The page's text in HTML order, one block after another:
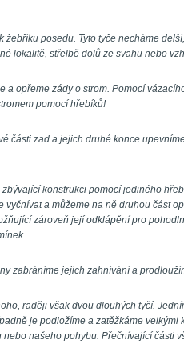
žebříku posedu. Tyto tyče necháme
lokalitě, střelbě dolů ze svahu nebo
a opřeme zády o strom. Pomocí
pomocí hřebíků!
části zad a jejich druhé konce
konstrukci pomocí jediného
a můžeme na ně druhou část
zároveň její odklápění pro
zabráníme jejich zahnívání a
raději však dvou dlouhých tyčí.
je podložíme a zatěžkáme velkými
našeho pohybu. Přečnívající části